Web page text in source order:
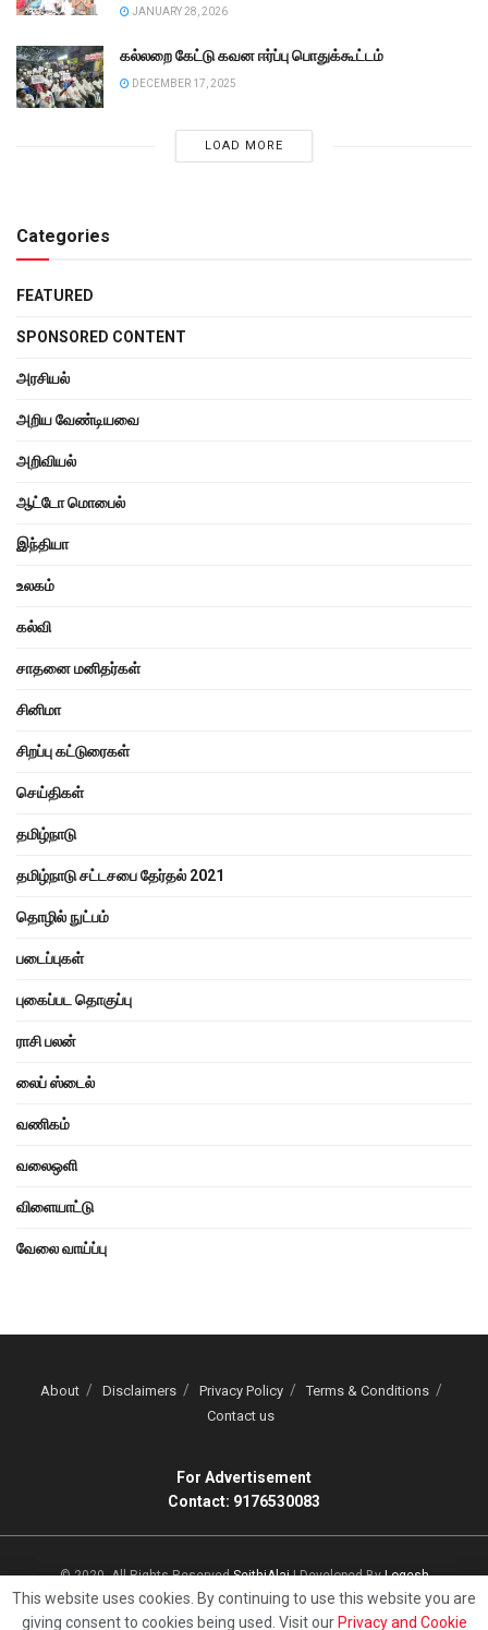
JANUARY 28, 2026
கல்லறை கேட்டு கவன ஈர்ப்பு பொதுக்கூட்டம்
DECEMBER 17, 2025
LOAD MORE
Categories
FEATURED
SPONSORED CONTENT
அரசியல்
அறிய வேண்டியவை
அறிவியல்
ஆட்டோ மொபைல்
இந்தியா
உலகம்
கல்வி
சாதனை மனிதர்கள்
சினிமா
சிறப்பு கட்டுரைகள்
செய்திகள்
தமிழ்நாடு
தமிழ்நாடு சட்டசபை தேர்தல் 2021
தொழில் நுட்பம்
படைப்புகள்
புகைப்பட தொகுப்பு
ராசி பலன்
லைப் ஸ்டைல்
வணிகம்
வலைஒளி
விளையாட்டு
வேலை வாய்ப்பு
About Disclaimers Privacy Policy
Terms & Conditions
Contact us
For Advertisement
Contact: 9176530083
© 2020, All Rights ReservedSeithiAlai| Developed ByLogesh
This website uses cookies. By continuing to use this website you are
giving consent to cookies being used. Visit our Privacy and Cookie